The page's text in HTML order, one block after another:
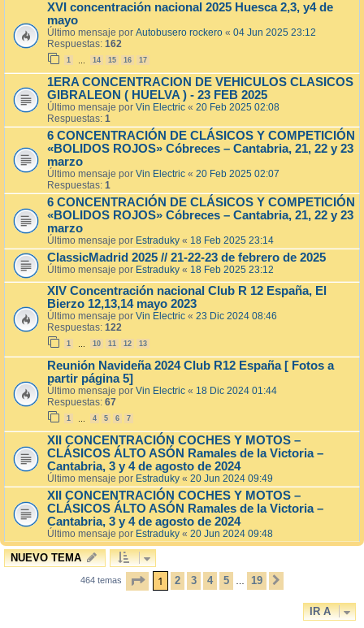
XVI concentración nacional 2025 Huesca 2,3, y4 de
mayo
Último mensaje por Autobusero rockero « 04 Jun 2025 23:12
Respuestas: 162
1 … 14 15 16 17
1ERA CONCENTRACION DE VEHICULOS CLASICOS
GIBRALEON ( HUELVA ) - 23 FEB 2025
Último mensaje por Vin Electric « 20 Feb 2025 02:08
Respuestas: 1
6 CONCENTRACIÓN DE CLÁSICOS Y COMPETICIÓN
«BOLIDOS ROJOS» Cóbreces – Cantabria, 21, 22 y 23
marzo
Último mensaje por Vin Electric « 20 Feb 2025 02:07
Respuestas: 1
6 CONCENTRACIÓN DE CLÁSICOS Y COMPETICIÓN
«BOLIDOS ROJOS» Cóbreces – Cantabria, 21, 22 y 23
marzo
Último mensaje por Estraduky « 18 Feb 2025 23:14
ClassicMadrid 2025 // 21-22-23 de febrero de 2025
Último mensaje por Estraduky « 18 Feb 2025 23:12
XIV Concentración nacional Club R 12 España, El
Bierzo 12,13,14 mayo 2023
Último mensaje por Vin Electric « 23 Dic 2024 08:46
Respuestas: 122
1 … 10 11 12 13
Reunión Navideña 2024 Club R12 España [ Fotos a
partir página 5]
Último mensaje por Vin Electric « 18 Dic 2024 01:44
Respuestas: 67
1 … 4 5 6 7
XII CONCENTRACIÓN COCHES Y MOTOS –
CLÁSICOS ÁLTO ASÓN Ramales de la Victoria –
Cantabria, 3 y 4 de agosto de 2024
Último mensaje por Estraduky « 20 Jun 2024 09:49
XII CONCENTRACIÓN COCHES Y MOTOS –
CLÁSICOS ÁLTO ASÓN Ramales de la Victoria –
Cantabria, 3 y 4 de agosto de 2024
Último mensaje por Estraduky « 20 Jun 2024 09:48
NUEVO TEMA
464 temas PÁGINA 1DE 19
1 2 3 4 5 19
IR A